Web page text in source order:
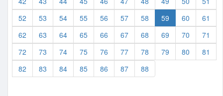
52
53 54 55 56 57 58 59 60
61
62
63 64 65 66 67 68 69 70
71
72
73 74 75 76 77 78 79 80
81
82
83 84 85 86 87 88